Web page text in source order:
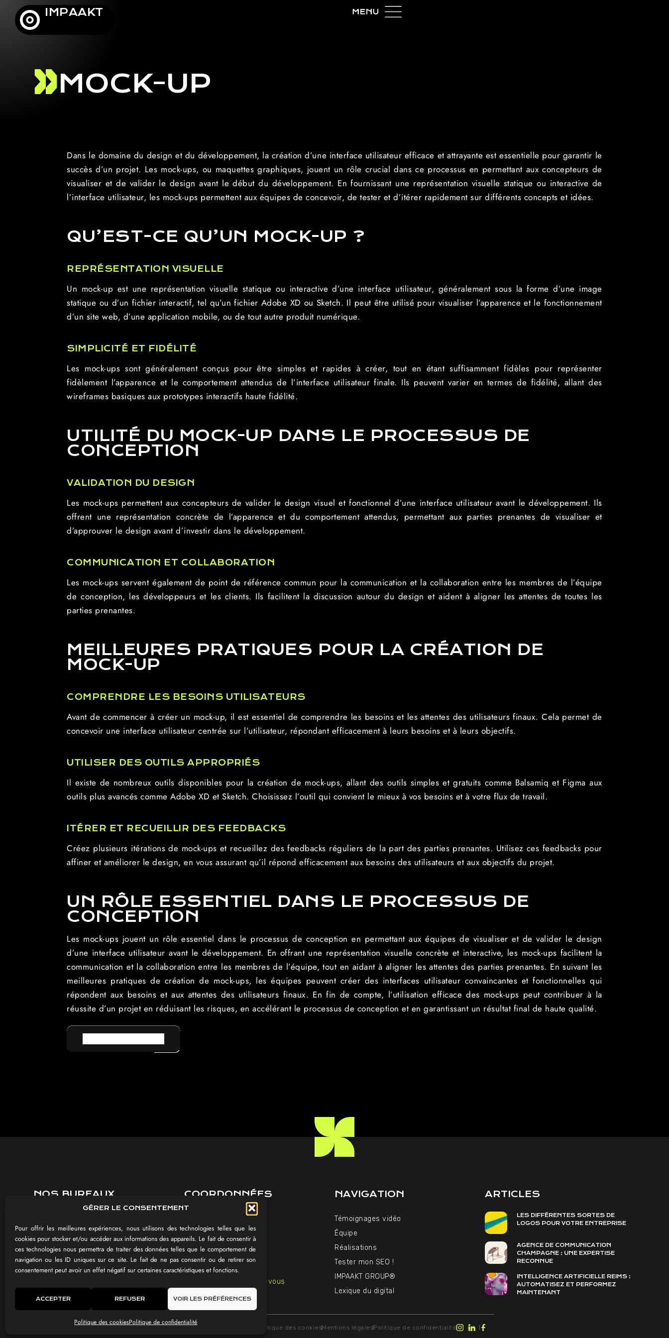
GÉRER LE CONSENTEMENT
Pour offrir les meilleures expériences, nous utilisons des technologies telles que les
cookies pour stocker et/ou accéder aux informations des appareils. Le fait de consentir à
ces technologies nous permettra de traiter des données telles que le comportement de
navigation ou les ID uniques sur ce site. Le fait de ne pas consentir ou de retirer son
consentement peut avoir un effet négatif sur certaines caractéristiques et fonctions.
ACCEPTER REFUSER VOIR LES PRÉFÉRENCES
Politique des cookiesPolitique de confidentialité
IMPAAKT
MOCK-UP
Dans le domaine du design et du développement, la création d’une interface utilisateur efficace et attrayante est essentielle pour garantir le
succès d’un projet. Les mock-ups, ou maquettes graphiques, jouent un rôle crucial dans ce processus en permettant aux concepteurs de
visualiser et de valider le design avant le début du développement. En fournissant une représentation visuelle statique ou interactive de
l’interface utilisateur, les mock-ups permettent aux équipes de concevoir, de tester et d’itérer rapidement sur différents concepts et idées.
QU’EST-CE QU’UN MOCK-UP ?
REPRÉSENTATION VISUELLE
Un mock-up est une représentation visuelle statique ou interactive d’une interface utilisateur, généralement sous la forme d’une image
statique ou d’un fichier interactif, tel qu’un fichier Adobe XD ou Sketch. Il peut être utilisé pour visualiser l’apparence et le fonctionnement
d’un site web, d’une application mobile, ou de tout autre produit numérique.
SIMPLICITÉ ET FIDÉLITÉ
Les mock-ups sont généralement conçus pour être simples et rapides à créer, tout en étant suffisamment fidèles pour représenter
fidèlement l’apparence et le comportement attendus de l’interface utilisateur finale. Ils peuvent varier en termes de fidélité, allant des
wireframes basiques aux prototypes interactifs haute fidélité.
UTILITÉ DU MOCK-UP DANS LE PROCESSUS DE
CONCEPTION
VALIDATION DU DESIGN
Les mock-ups permettent aux concepteurs de valider le design visuel et fonctionnel d’une interface utilisateur avant le développement. Ils
offrent une représentation concrète de l’apparence et du comportement attendus, permettant aux parties prenantes de visualiser et
d’approuver le design avant d’investir dans le développement.
COMMUNICATION ET COLLABORATION
Les mock-ups servent également de point de référence commun pour la communication et la collaboration entre les membres de l’équipe
de conception, les développeurs et les clients. Ils facilitent la discussion autour du design et aident à aligner les attentes de toutes les
parties prenantes.
MEILLEURES PRATIQUES POUR LA CRÉATION DE
MOCK-UP
COMPRENDRE LES BESOINS UTILISATEURS
Avant de commencer à créer un mock-up, il est essentiel de comprendre les besoins et les attentes des utilisateurs finaux. Cela permet de
concevoir une interface utilisateur centrée sur l’utilisateur, répondant efficacement à leurs besoins et à leurs objectifs.
UTILISER DES OUTILS APPROPRIÉS
Il existe de nombreux outils disponibles pour la création de mock-ups, allant des outils simples et gratuits comme Balsamiq et Figma aux
outils plus avancés comme Adobe XD et Sketch. Choisissez l’outil qui convient le mieux à vos besoins et à votre flux de travail.
ITÉRER ET RECUEILLIR DES FEEDBACKS
Créez plusieurs itérations de mock-ups et recueillez des feedbacks réguliers de la part des parties prenantes. Utilisez ces feedbacks pour
affiner et améliorer le design, en vous assurant qu’il répond efficacement aux besoins des utilisateurs et aux objectifs du projet.
UN RÔLE ESSENTIEL DANS LE PROCESSUS DE
CONCEPTION
Les mock-ups jouent un rôle essentiel dans le processus de conception en permettant aux équipes de visualiser et de valider le design
d’une interface utilisateur avant le développement. En offrant une représentation visuelle concrète et interactive, les mock-ups facilitent la
communication et la collaboration entre les membres de l’équipe, tout en aidant à aligner les attentes des parties prenantes. En suivant les
meilleures pratiques de création de mock-ups, les équipes peuvent créer des interfaces utilisateur convaincantes et fonctionnelles qui
répondent aux besoins et aux attentes des utilisateurs finaux. En fin de compte, l’utilisation efficace des mock-ups peut contribuer à la
réussite d’un projet en réduisant les risques, en accélérant le processus de conception et en garantissant un résultat final de haute qualité.
NOS BUREAUX
51430 BEZANNES
115 rue de la Maison Blanche
51100 REIMS
COORDONNÉES
contact@impaakt.fr
du Lundi au Vendredi
de 9h-12h et 14h-18h
Uniquement sur rendez-vous
NAVIGATION
Témoignages vidéo
Équipe
Réalisations
Tester mon SEO !
IMPAAKT GROUP®
Lexique du digital
ARTICLES
LES DIFFÉRENTES SORTES DE
LOGOS POUR VOTRE ENTREPRISE
AGENCE DE COMMUNICATION
CHAMPAGNE : UNE EXPERTISE
RECONNUE
INTELLIGENCE ARTIFICIELLE REIMS :
AUTOMATISEZ ET PERFORMEZ
MAINTENANT
Politique des cookiesMentions légalesPolitique de confidentialité